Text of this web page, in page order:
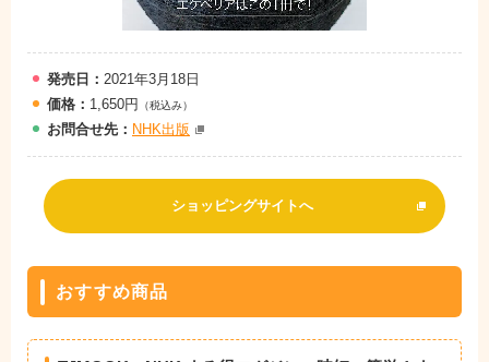
発売日： 2021年3月18日
価格： 1,650円 （税込み）
お問合せ先： NHK出版
ショッピングサイトへ
おすすめ商品